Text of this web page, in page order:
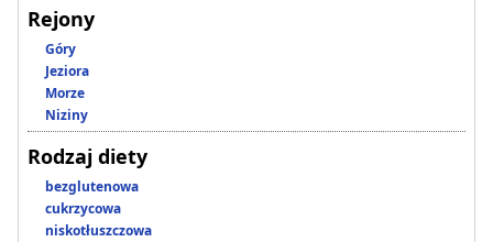
Rejony
Góry
Jeziora
Morze
Niziny
Rodzaj diety
bezglutenowa
cukrzycowa
niskotłuszczowa